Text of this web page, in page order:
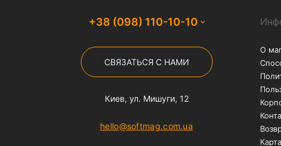
Популярные запросы
чехлы на iphone 12
чехол для airpods pro
чехол для
чехлы на